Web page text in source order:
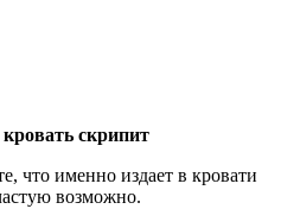
скрипит
что именно издает в кровати
возможно.